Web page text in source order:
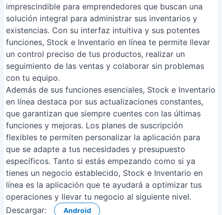
imprescindible para emprendedores que buscan una
solución integral para administrar sus inventarios y
existencias. Con su interfaz intuitiva y sus potentes
funciones, Stock e Inventario en línea te permite llevar
un control preciso de tus productos, realizar un
seguimiento de las ventas y colaborar sin problemas
con tu equipo.
Además de sus funciones esenciales, Stock e Inventario
en línea destaca por sus actualizaciones constantes,
que garantizan que siempre cuentes con las últimas
funciones y mejoras. Los planes de suscripción
flexibles te permiten personalizar la aplicación para
que se adapte a tus necesidades y presupuesto
específicos. Tanto si estás empezando como si ya
tienes un negocio establecido, Stock e Inventario en
línea es la aplicación que te ayudará a optimizar tus
operaciones y llevar tu negocio al siguiente nivel.
Descargar:
Android